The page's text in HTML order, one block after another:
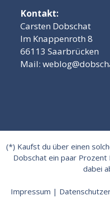
Kontakt:
Carsten Dobschat
Im Knappenroth 8
66113 Saarbrücken
Mail:
(*) Kaufst du über einen
Dobschat ein paar
dabei
Impressum |